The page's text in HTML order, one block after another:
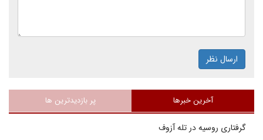
ارسال نظر
آخرین خبرها پر بازدیدترین ها
گرفتاری روسیه در تله آزوف